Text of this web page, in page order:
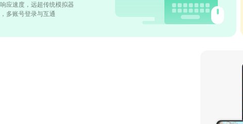
应速度，远超传统模拟器
多账号登录与互通